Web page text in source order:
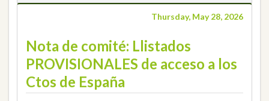
Thursday, May 28, 2026
Nota de comité: Llistados
PROVISIONALES de acceso a los
Ctos de España